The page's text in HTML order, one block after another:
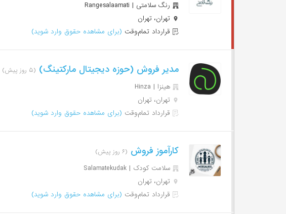
رنگ سلامتی | Rangesalaamati
تهران، تهران
قرارداد تمام‌وقت (برای مشاهده حقوق وارد شوید)
مدیر فروش (حوزه دیجیتال مارکتینگ) (۵ روز پیش)
هینزا | Hinza
تهران، تهران
قرارداد تمام‌وقت (برای مشاهده حقوق وارد شوید)
کارآموز فروش (۶ روز پیش)
سلامت کودک | Salamatekudak
تهران، تهران
قرارداد تمام‌وقت (برای مشاهده حقوق وارد شوید)